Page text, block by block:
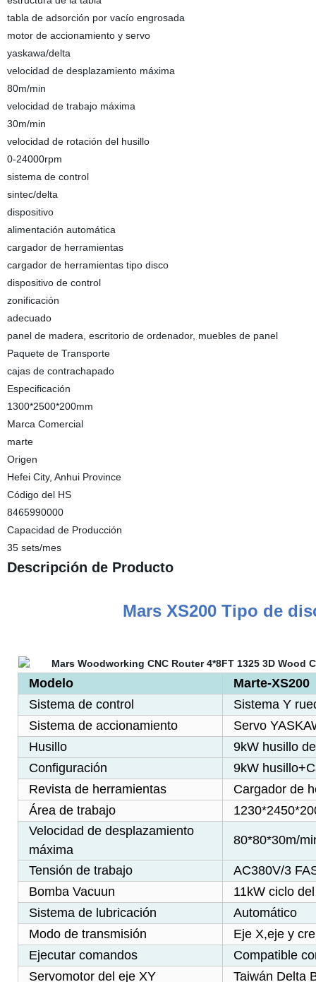
tabla de adsorción por vacío engrosada
motor de accionamiento y servo
yaskawa/delta
velocidad de desplazamiento máxima
80m/min
velocidad de trabajo máxima
30m/min
velocidad de rotación del husillo
0-24000rpm
sistema de control
sintec/delta
dispositivo
alimentación automática
cargador de herramientas
cargador de herramientas tipo disco
dispositivo de control
zonificación
adecuado
panel de madera, escritorio de ordenador, muebles de panel
Paquete de Transporte
cajas de contrachapado
Especificación
1300*2500*200mm
Marca Comercial
marte
Origen
Hefei City, Anhui Province
Código del HS
8465990000
Capacidad de Producción
35 sets/mes
Descripción de Producto
Mars XS200 Tipo de
Modelo
Marte-XS200
Sistema de control
Sistema Y
Sistema de accionamiento
Servo
Husillo
9kW husillo
Configuración
9kW
Revista de herramientas
Cargador de
Área de trabajo
Velocidad de desplazamiento
máxima
80*80*30m/
Tensión de trabajo
AC380V/3
Bomba Vacuun
11kW ciclo
Sistema de lubricación
Automático
Modo de transmisión
Eje X,eje y
Ejecutar comandos
Compatible
Servomotor del eje XY
Taiwán Delta